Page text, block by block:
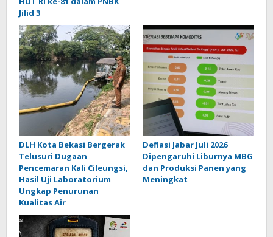
Jilid 3
DLH Kota Bekasi Bergerak
Telusuri Dugaan
Pencemaran Kali Cileungsi,
Hasil Uji Laboratorium
Ungkap Penurunan
Kualitas Air
Deflasi Jabar Juli 2026
Dipengaruhi Liburnya MBG
dan Produksi Panen yang
Meningkat